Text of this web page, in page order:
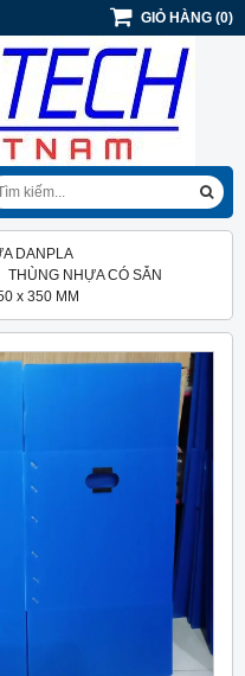
GIỎ HÀNG (0)
DANPLA
THÙNG NHỰA CÓ SẴN
x 350 MM